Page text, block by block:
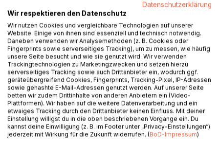
stoßen. Was dann? Der Mann weiß: Er kann nur Teufel.
Nichts sonst. Und diesen Job möchte er verdammt noch
mal behalten. So beschließt er, seinen Konkurrenten
loszuwerden. 1970 ergibt sich die Gelegenheit. Jimi Hendrix
ist der große Star des Love & Peace-Festivals, das auf der
Ostseeinsel Fehmarn stattfindet. Satan stellt dem Künstler
nach, treibt ihn in die Enge.
Was niemand gedacht hätte: Luzifer ist Musikfan der
ersten Stunde. Der Schlager ist ihm so lieb wie die Folklore,
Elvis verschmäht er so wenig wie Chopin. Und so tarnt er
sich als Willi Schneider, seines Zeichens Volksmusikant.
Seit kurzem Doktor Schneider.
Heini ist Mitglied einer Schülerband, bekennender
Drogenkonsument, liebt seinen roten R4, seine Mutti und
Datenschutzerklärung
Wir respektieren den Datenschutz
Wir nutzen Cookies und vergleichbare Technologien auf unserer
Website. Einige von ihnen sind essenziell und technisch notwendig.
Daneben verwenden wir Analysemethoden (z. B. Cookies oder
Fingerprints sowie serverseitiges Tracking), um zu messen, wie häufig
unsere Seite besucht und wie sie genutzt wird. Wir verwenden
Trackingtechnologien zu Marketingzwecken und setzen hierzu
serverseitiges Tracking sowie auch Drittanbieter ein, wodurch ggf.
geräteübergreifend Cookies, Fingerprints, Tracking-Pixel, IP-Adressen
sowie gehashte E-Mail-Adressen genutzt werden. Auf unserer Seite
betten wir zudem Drittinhalte von anderen Anbietern ein (Video-
Plattformen). Wir haben auf die weitere Datenverarbeitung und ein
etwaiges Tracking durch den Drittanbieter keinen Einfluss. Mit deiner
Einstellung willigst du in die oben beschriebenen Vorgänge ein. Du
kannst deine Einwilligung (z. B. im Footer unter „Privacy-Einstellungen“)
jederzeit mit Wirkung für die Zukunft widerrufen. (BoD-Impressum)